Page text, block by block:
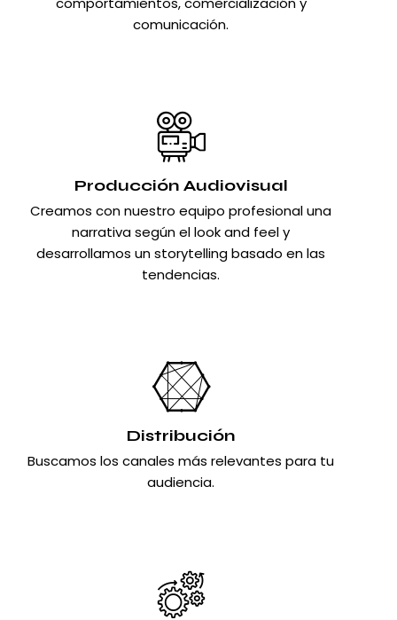
comunicación.
Producción Audiovisual
Creamos con nuestro equipo profesional una
narrativa según el look and feel y
desarrollamos un storytelling basado en las
tendencias.
Distribución
Buscamos los canales más relevantes para tu
audiencia.